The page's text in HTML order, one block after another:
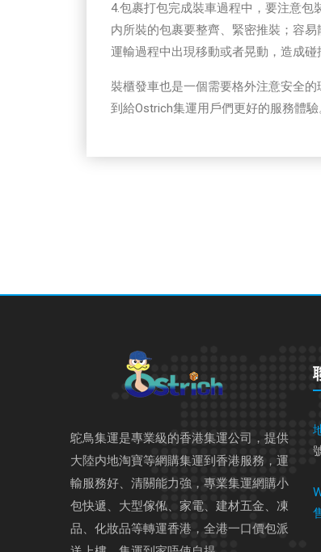
4.包裹打包完成裝車過程中，要注意包
内所裝的包裹要整齊、緊密推裝；容
運輸過程中出現移動或者晃動，造成碰
裝櫃發車也是一個需要格外注意安全
到給Ostrich集運用戶們更好的服務體驗
鴕鳥集運是專業級的香港集運公司，提供
大陸内地淘寶等網購集運到香港服務，運
輸服務好、清關能力強，專業集運網購小
包快遞、大型傢俬、家電、建材五金、凍
品、化妝品等轉運香港，全港一口價包派